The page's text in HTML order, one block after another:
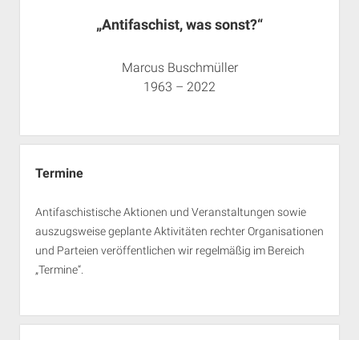
„Antifaschist, was sonst?“
Marcus Buschmüller
1963 – 2022
Termine
Antifaschistische Aktionen und Veranstaltungen sowie
auszugsweise geplante Aktivitäten rechter Organisationen
und Parteien veröffentlichen wir regelmäßig im Bereich
„Termine“.